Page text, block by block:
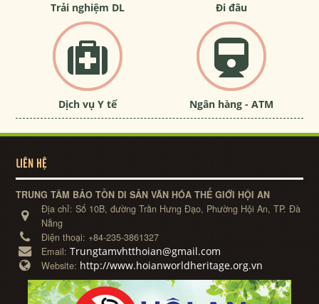
Trải nghiệm DL Đi đâu
Dịch vụ Y tế Ngân hàng - ATM
LIÊN HỆ
TRUNG TÂM BẢO TỒN DI SẢN VĂN HÓA THẾ GIỚI HỘI AN
Địa chỉ:Số 10B, đường Trần Hưng Đạo, Phường Hội An, TP. Đà
Nẵng
Điện thoại: +84-235-3861327
Email:Trungtamvhtthoian@gmail.com
Website: http://www.hoianworldheritage.org.vn